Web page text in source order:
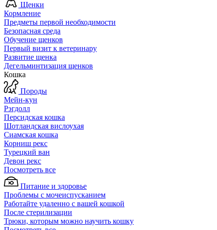
Щенки
Кормление
Предметы первой необходимости
Безопасная среда
Обучение щенков
Первый визит к ветеринару
Развитие щенка
Дегельминтизация щенков
Кошка
Породы
Мейн-кун
Рэгдолл
Персидская кошка
Шотландская вислоухая
Сиамская кошка
Корниш рекс
Турецкий ван
Девон рекс
Посмотреть все
Питание и здоровье
Проблемы с мочеиспусканием
Работайте удаленно с вашей кошкой
После стерилизации
Трюки, которым можно научить кошку